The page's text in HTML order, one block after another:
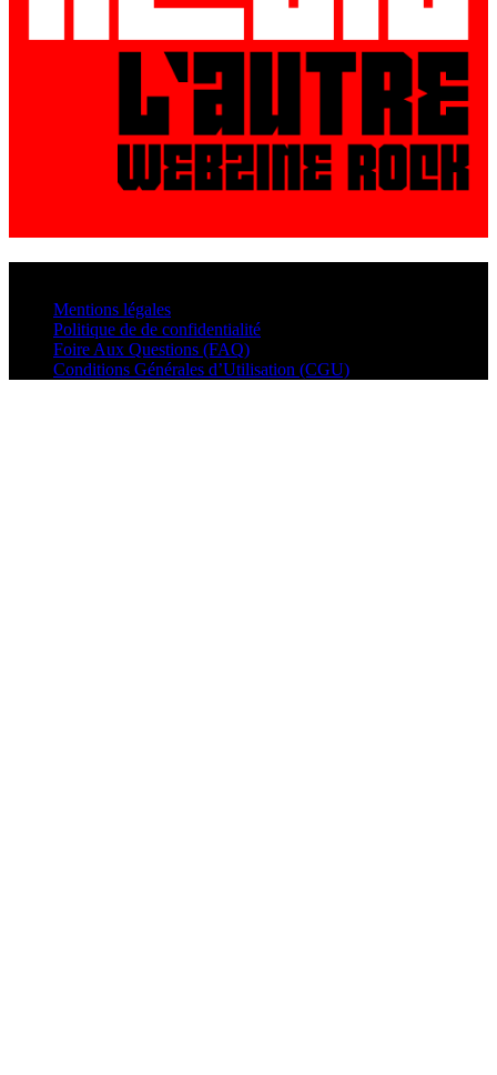
Mentions légales
Politique de de confidentialité
Foire Aux Questions (FAQ)
Conditions Générales d’Utilisation (CGU)